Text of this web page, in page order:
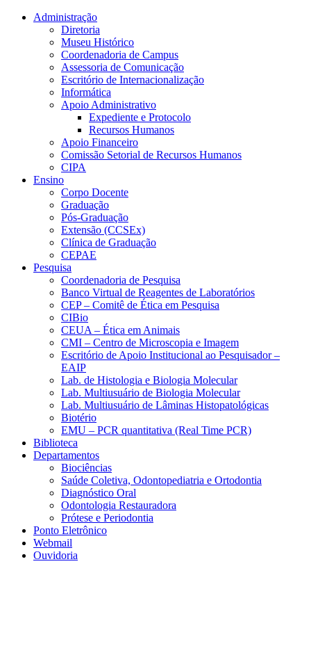
Conteúdo principal Menu principal
Administração
Diretoria
Museu Histórico
Coordenadoria de Campus
Assessoria de Comunicação
Escritório de Internacionalização
Informática
Apoio Administrativo
Expediente e Protocolo
Recursos Humanos
Apoio Financeiro
Comissão Setorial de Recursos Humanos
CIPA
Ensino
Corpo Docente
Graduação
Pós-Graduação
Extensão (CCSEx)
Clínica de Graduação
CEPAE
Pesquisa
Coordenadoria de Pesquisa
Banco Virtual de Reagentes de Laboratórios
CEP – Comitê de Ética em Pesquisa
CIBio
CEUA – Ética em Animais
CMI – Centro de Microscopia e Imagem
Escritório de Apoio Institucional ao Pesquisador –
EAIP
Lab. de Histologia e Biologia Molecular
Lab. Multiusuário de Biologia Molecular
Lab. Multiusuário de Lâminas Histopatológicas
Biotério
EMU – PCR quantitativa (Real Time PCR)
Biblioteca
Departamentos
Biociências
Saúde Coletiva, Odontopediatria e Ortodontia
Diagnóstico Oral
Odontologia Restauradora
Prótese e Periodontia
Ponto Eletrônico
Webmail
Ouvidoria